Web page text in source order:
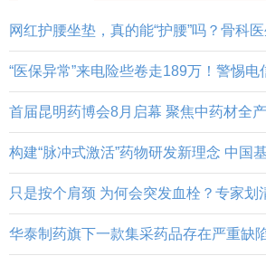
网红护腰坐垫，真的能“护腰”吗？骨科
“医保异常”来电险些卷走189万！警惕电
首届昆明药博会8月启幕 聚焦中药材全
构建“脉冲式激活”药物研发新理念 中国
只是按个肩颈 为何会突发血栓？专家
华泰制药旗下一款集采药品存在严重缺